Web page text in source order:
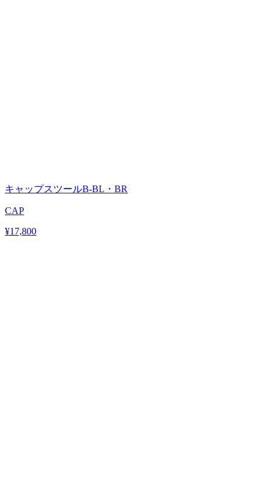
キャップスツールB-BL・BR
CAP
¥17,800